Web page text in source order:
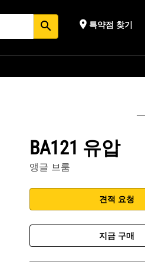
search place 특약점 찾기
BA121 유압
앵글 브룸
견적 요청
지금 구매